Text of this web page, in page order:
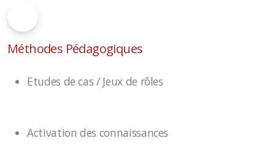
Méthodes Pédagogiques
Etudes de cas / Jeux de rôles
Activation des connaissances